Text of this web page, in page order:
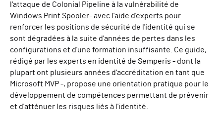
l'attaque de Colonial Pipeline à la vulnérabilité de
Windows Print Spooler- avec l'aide d'experts pour
renforcer les positions de sécurité de l'identité qui se
sont dégradées à la suite d'années de pertes dans les
configurations et d'une formation insuffisante. Ce guide,
rédigé par les experts en identité de Semperis - dont la
plupart ont plusieurs années d'accréditation en tant que
Microsoft MVP -, propose une orientation pratique pour le
développement de compétences permettant de prévenir
et d'atténuer les risques liés à l'identité.